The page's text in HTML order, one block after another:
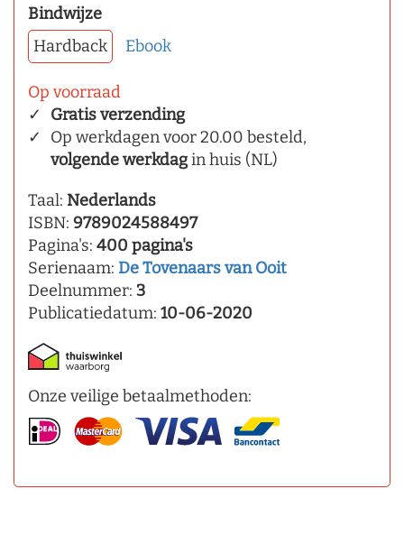
Bindwijze
Hardback
Ebook
Op voorraad
Gratis verzending
Op werkdagen voor 20.00 besteld,
volgende werkdagin huis (NL)
Taal: Nederlands
ISBN: 9789024588497
Pagina's: 400 pagina's
Serienaam: De Tovenaars van Ooit
Deelnummer: 3
Publicatiedatum: 10-06-2020
Onze veilige betaalmethoden: